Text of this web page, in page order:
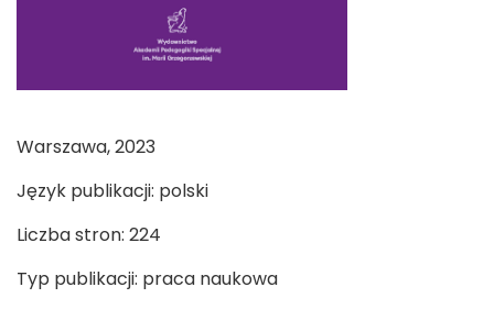
Warszawa, 2023
Język publikacji: polski
Liczba stron: 224
Typ publikacji: praca naukowa